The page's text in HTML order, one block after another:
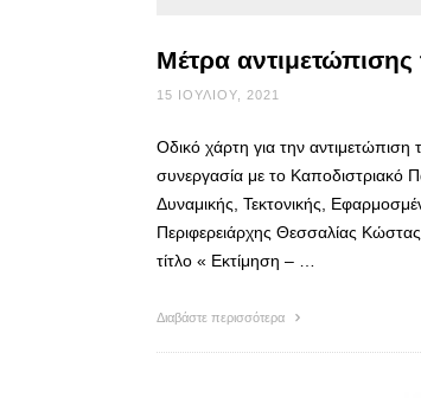
Μέτρα
15 ΙΟΥΛΊΟΥ, 2021
Οδικό χάρτη για την
συνεργασία με το Καποδιστριακό
Δυναμικής, Τεκτονικής,
Περιφερειάρχης Θεσσαλίας
τίτλο « Εκτίμηση – …
Διαβάστε περισσότερα